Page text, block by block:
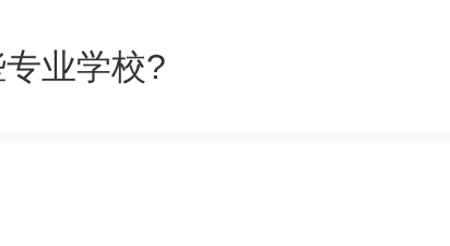
宣布高校招生“新政策”，
业学校?